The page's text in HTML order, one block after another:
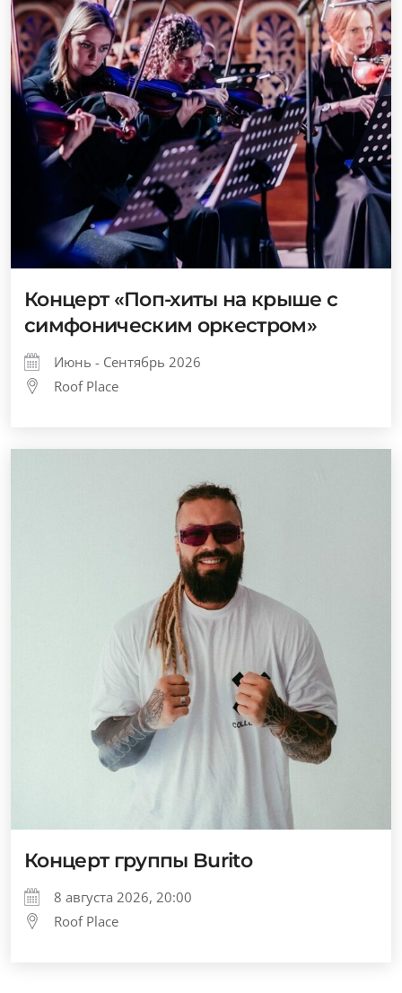
Концерт «Поп-хиты на крыше с
симфоническим оркестром»
Июнь - Сентябрь 2026
Roof Place
Концерт группы Burito
8 августа 2026, 20:00
Roof Place